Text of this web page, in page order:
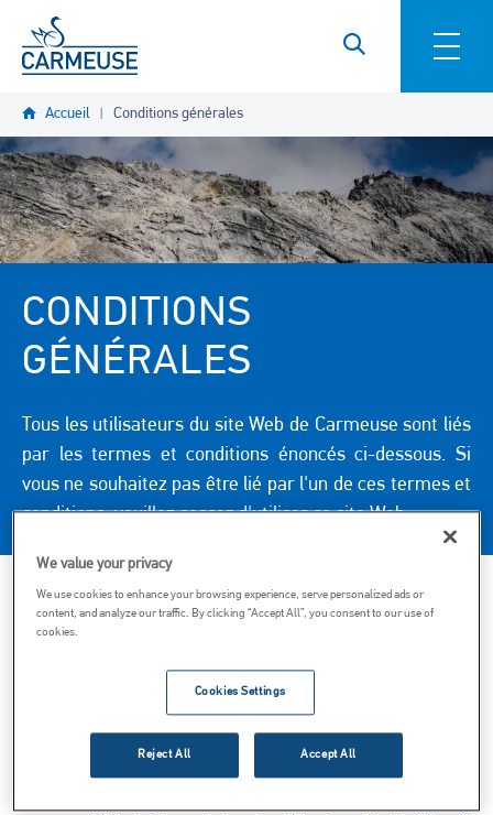
Aller au contenu principal
Accueil Conditions générales
CONDITIONS
GÉNÉRALES
Tous les utilisateurs du site Web de Carmeuse sont liés
par les termes et conditions énoncés ci-dessous. Si
vous ne souhaitez pas être lié par l'un de ces termes et
conditions, veuillez cesser d'utiliser ce site Web.
Toutes les informations incluses dans ce site sont fournies "
en l'état ", sans garantie d'aucune sorte. Carmeuse ne donne
ce site ou toute information qu'il contient.
Le seul et unique recours de tout utilisateur pour toute
We value your privacy
We use cookies to enhance your browsing experience, serve personalized ads or
content, and analyze our traffic. By clicking “Accept All”, you consent to our use of
cookies.
Cookies Settings
Reject All Accept All